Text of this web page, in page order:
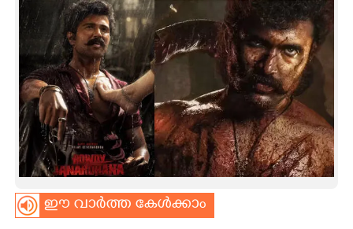
LIFESTYLE
SPIRITUAL
INFO+
ART
ASTRO
ഈ വാർത്ത കേൾക്കാം